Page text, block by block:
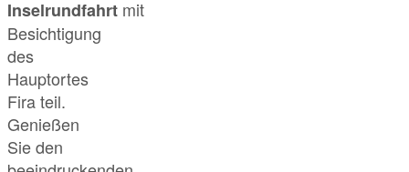
Inselrundfahrt mit
Besichtigung
des
Hauptortes
Fira teil.
Genießen
Sie den